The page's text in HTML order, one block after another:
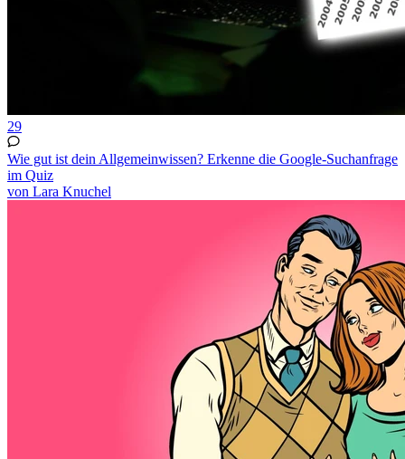
29
Wie gut ist dein Allgemeinwissen? Erkenne die Google-Suchanfrage
im Quiz
von Lara Knuchel